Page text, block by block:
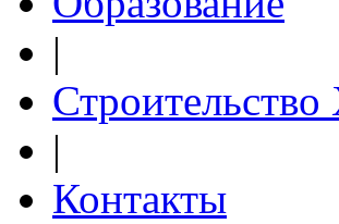
|
|
Контакты